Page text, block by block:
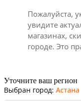
Пожалуйста,
увидите
магазинах,
городе. Это
Уточните ваш регион
Выбран город: Астана